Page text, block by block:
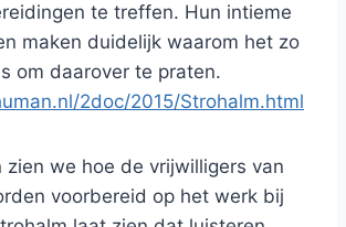
te treffen. Hun intieme
maken duidelijk waarom het zo
om daarover te praten.
2doc/2015/Strohalm.html
zien we hoe de vrijwilligers van
voorbereid op het werk bij